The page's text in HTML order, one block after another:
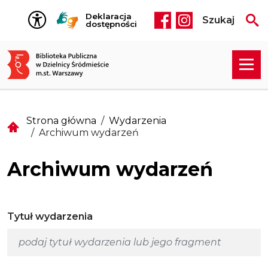
Przejdź do treści
Deklaracja
dostępności
Social media
Szukaj
Strona główna
Wydarzenia
Archiwum wydarzeń
Archiwum wydarzeń
Tytuł wydarzenia